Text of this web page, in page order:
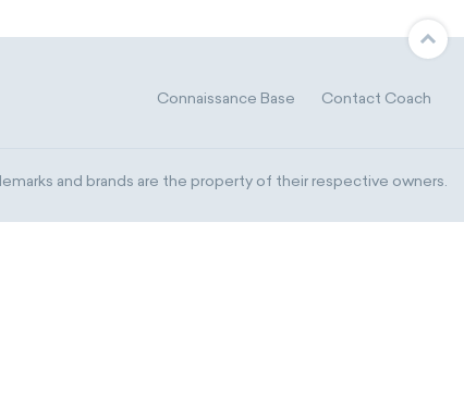
Connaissance Base Contact Coach
and brands are the property of their respective owners.